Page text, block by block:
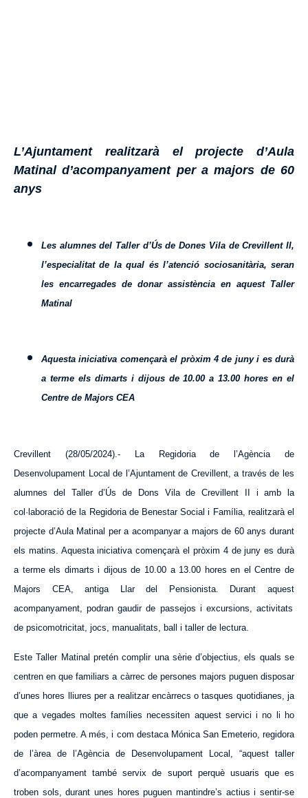
L’Ajuntament realitzarà el projecte d’Aula
Matinal d’acompanyament per a majors de 60
anys
Les alumnes del Taller d’Ús de Dones Vila de Crevillent II,
l’especialitat de la qual és l’atenció sociosanitària, seran
les encarregades de donar assistència en aquest Taller
Matinal
Aquesta iniciativa començarà el pròxim 4 de juny i es durà
a terme els dimarts i dijous de 10.00 a 13.00 hores en el
Centre de Majors CEA
Crevillent (28/05/2024).-
La Regidoria de l’Agència de
Desenvolupament Local de l’Ajuntament de Crevillent, a través de les
alumnes del Taller d’Ús de Dons Vila de Crevillent II i amb la
col·laboració de la Regidoria de Benestar Social i Família, realitzarà el
projecte d’Aula Matinal per a acompanyar a majors de 60 anys durant
els matins. Aquestainiciativa començarà el pròxim 4 de juny es durà
a terme els dimarts i dijous de 10.00 a 13.00 hores en el Centre de
Majors CEA, antiga Llar del Pensionista. Durant aquest
acompanyament, podran gaudir de passejos i excursions, activitats
de psicomotricitat, jocs, manualitats, ball i taller de lectura.
Este Taller Matinal pretén complir una sèrie d’objectius, els quals se
centren en que familiars a càrrec de persones majors puguen disposar
d’unes hores lliures per a realitzar encàrrecs o tasques quotidianes, ja
que a vegades moltes famílies necessiten aquestservici i no li ho
poden permetre. A més, i com destaca Mónica San Emeterio, regidora
de l’àrea de l’Agència de Desenvolupament Local, “aquest taller
d’acompanyament també servix de suport perquè usuaris que es
troben sols, durant unes hores puguen mantindre’s actius i sentir-se